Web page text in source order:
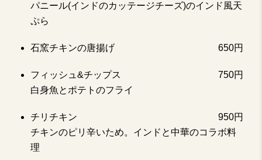
パニール(インドのカッテージチーズ)のインド風天
ぷら
石窯チキンの唐揚げ 650円
フィッシュ&チップス
750円
白身魚とポテトのフライ
チリチキン
950円
チキンのピリ辛いため。インドと中華のコラボ料
理